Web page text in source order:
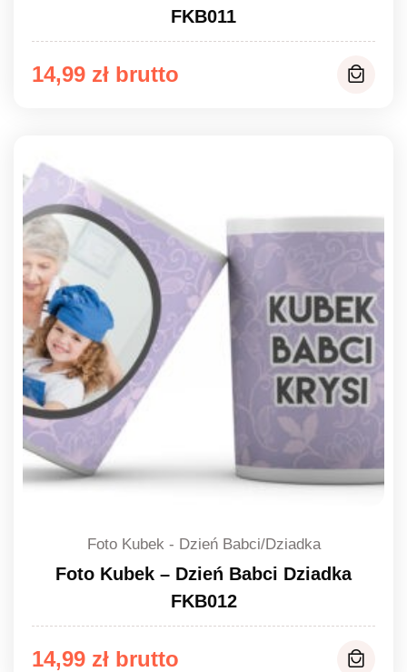
FKB011
14,99 zł
Foto Kubek - Dzień Babci/Dziadka
Foto Kubek – Dzień Babci Dziadka
FKB012
14,99 zł